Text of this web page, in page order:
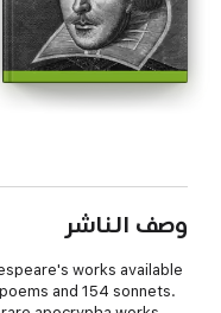
وصف الناشر
works available
and 154 sonnets.